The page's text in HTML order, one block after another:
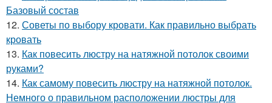
Базовый состав
12. Советы по выбору кровати. Как правильно выбрать
кровать
13. Как повесить люстру на натяжной потолок своими
руками?
14. Как самому повесить люстру на натяжной потолок.
Немного о правильном расположении люстры для